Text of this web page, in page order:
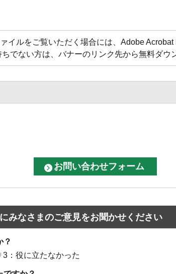
イルをご覧いただく場合には、Adobe
でない方は、バナーのリンク先から無料ダウ
みなさまのご意見をお聞かせください
？
3：役に立たなかった